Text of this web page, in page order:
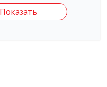
Показать